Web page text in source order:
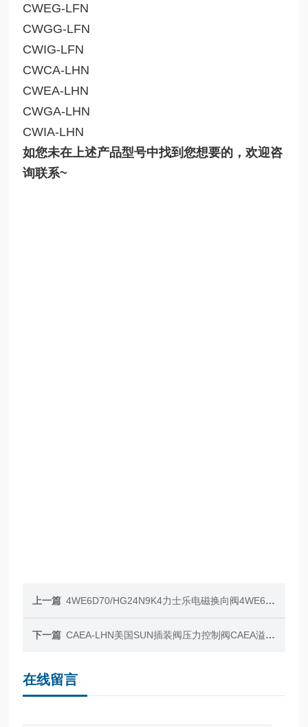
CWEG-LFN
CWGG-LFN
CWIG-LFN
CWCA-LHN
CWEA-LHN
CWGA-LHN
CWIA-LHN
如您未在上述产品型号中找到您想要的，欢迎咨
询联系~
上一篇 4WE6D70/HG24N9K4力士乐电磁换向阀4WE6D70
下一篇 CAEA-LHN美国SUN插装阀压力控制阀CAEA溢流阀
在线留言